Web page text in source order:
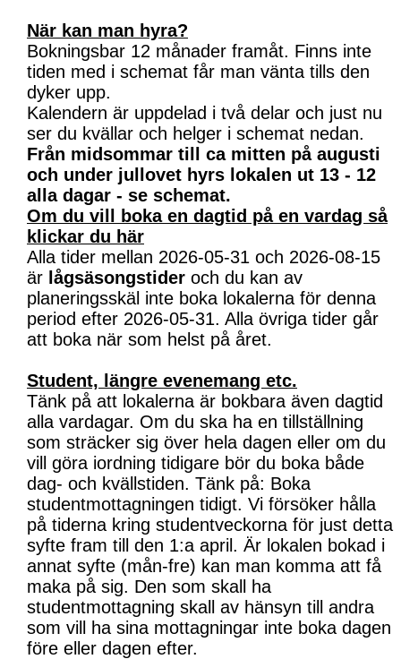
När kan man hyra?
Bokningsbar 12 månader framåt. Finns inte
tiden med i schemat får man vänta tills den
dyker upp.
Kalendern är uppdelad i två delar och just nu
ser du kvällar och helger i schemat nedan.
Från midsommar till ca mitten på augusti
och under jullovet hyrs lokalen ut 13 - 12
alla dagar - se schemat.
Om du vill boka en dagtid på en vardag så
klickar du här
Alla tider mellan 2026-05-31 och 2026-08-15
är lågsäsongstider och du kan av
planeringsskäl inte boka lokalerna för denna
period efter 2026-05-31. Alla övriga tider går
att boka när som helst på året.
Student, längre evenemang etc.
Tänk på att lokalerna är bokbara även dagtid
alla vardagar. Om du ska ha en tillställning
som sträcker sig över hela dagen eller om du
vill göra iordning tidigare bör du boka både
dag- och kvällstiden. Tänk på: Boka
studentmottagningen tidigt. Vi försöker hålla
på tiderna kring studentveckorna för just detta
syfte fram till den 1:a april. Är lokalen bokad i
annat syfte (mån-fre) kan man komma att få
maka på sig. Den som skall ha
studentmottagning skall av hänsyn till andra
som vill ha sina mottagningar inte boka dagen
före eller dagen efter.